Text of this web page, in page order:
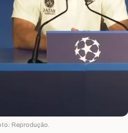
Reprodução.